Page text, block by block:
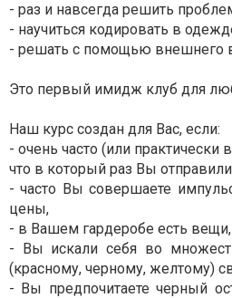
- раз и навсегда решить
- научиться кодировать в
- решать с помощью внешнего
Это первый имидж клуб для
Наш курс создан для Вас, если:
- очень часто (или
что в который раз Вы
- часто Вы совершаете
цены,
- в Вашем гардеробе есть
- Вы искали себя во
(красному, черному, желтому)
- Вы предпочитаете черный